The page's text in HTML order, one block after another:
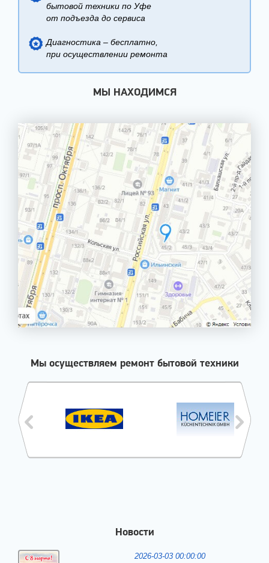
бытовой техники по Уфе
от подъезда до сервиса
Диагностика – бесплатно,
при осуществлении ремонта
МЫ НАХОДИМСЯ
Мы осуществляем ремонт бытовой техники
Новости
2026-03-03 00:00:00